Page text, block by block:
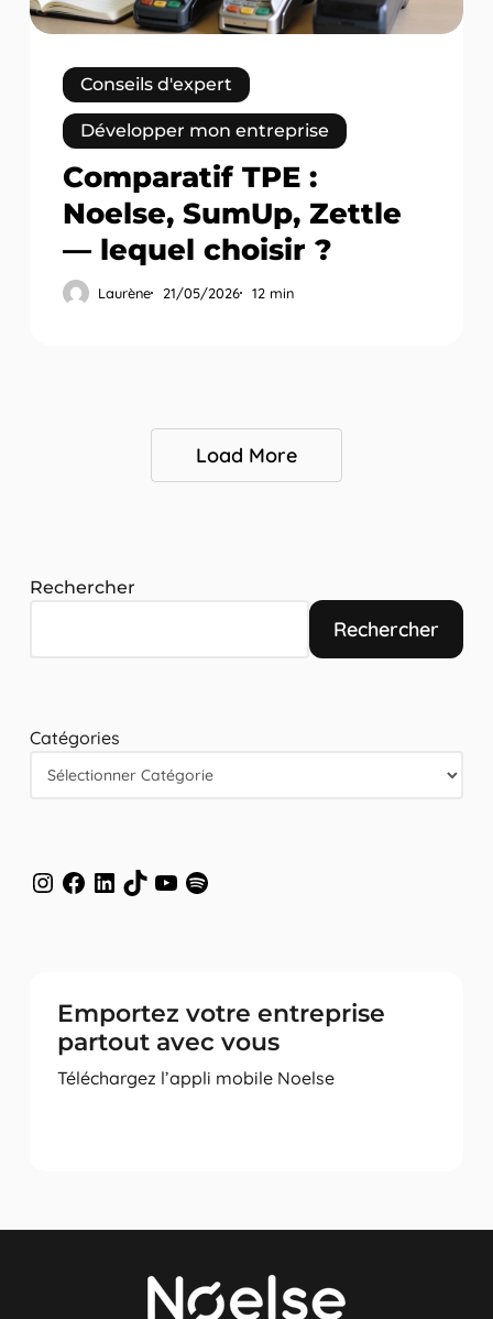
choisir
Conseils d'expert
Développer mon entreprise
Comparatif TPE :
Noelse, SumUp, Zettle
— lequel choisir ?
Laurène 21/05/2026 12 min
Load More
Rechercher
Rechercher
Catégories
Instagram
Facebook
LinkedIn
TikTokYouTube
Emportez votre entreprise
partout avec vous
Téléchargez l’appli mobile Noelse